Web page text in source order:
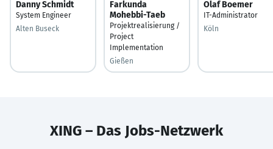
Danny Schmidt
System Engineer
Alten Buseck
Farkunda
Mohebbi-Taeb
Projektrealisierung /
Project
Implementation
Gießen
Olaf Boemer
IT-Administrator
Köln
XING – Das Jobs-Netzwerk